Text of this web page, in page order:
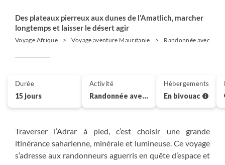
Des plateaux pierreux aux dunes de l’Amatlich, marcher
longtemps et laisser le désert agir
Voyage Afrique Voyage aventure Mauritanie Randonnée avec
Traverser l’Adrar à pied, c’est choisir une grande
itinérance saharienne, minérale et lumineuse. Ce voyage
s’adresse aux randonneurs aguerris en quête d’espace et
Durée
15 jours
Activité
Randonnée avec chameau
Hébergements
En bivouac